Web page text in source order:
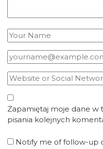
Zapamiętaj moje dane w
pisania kolejnych
Notify me of follow-up